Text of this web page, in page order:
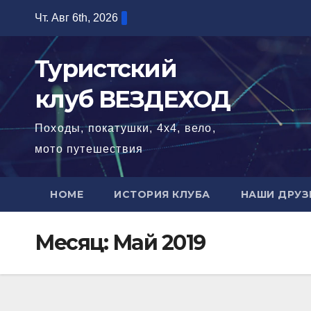
содержимому
Чт. Авг 6th, 2026
Туристский
клуб ВЕЗДЕХОД
Походы, покатушки, 4х4, вело,
мото путешествия
HOME ИСТОРИЯ КЛУБА НАШИ
Месяц: Май 2019